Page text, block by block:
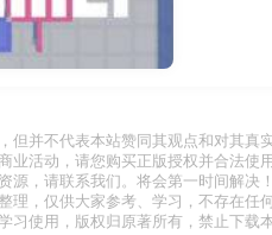
但并不代表本站赞同其观点和对其真实
业活动，请您购买正版授权并合法使用
源，请联系我们。将会第一时间解决！
理，仅供大家参考、学习，不存在任
习使用，版权归原著所有，禁止下载